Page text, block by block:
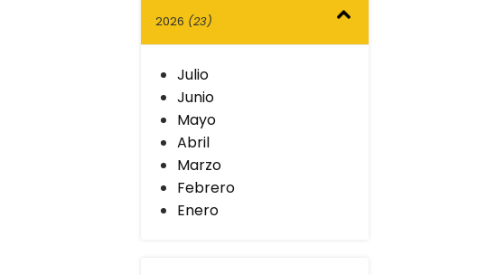
2026 (23)
Julio
Junio
Mayo
Abril
Marzo
Febrero
Enero